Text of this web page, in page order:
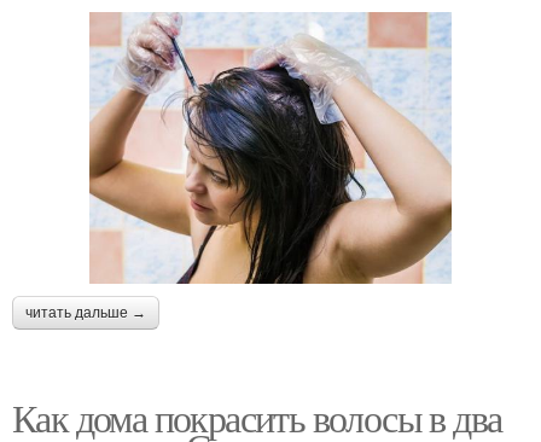
читать дальше →
Как дома покрасить волосы в два